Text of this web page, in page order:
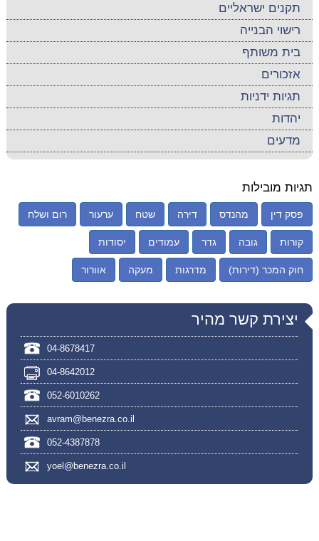
תקנים ישראליים
רישוי הבנייה
בית משותף
אזכורים
תגיות ידניות
יהדות
מדעים
תגיות מובילות
פסק דין מהנדס דירה שטח ערעור רום ושלח
קורות גובה גדר עמודים יסודות
חוק המכר (דירות) מדרגות מעקה אוורור
יצירת קשר מהיר
04-8678417
04-8642012
052-6010262
avram@benezra.co.il
052-4387878
yoel@benezra.co.il